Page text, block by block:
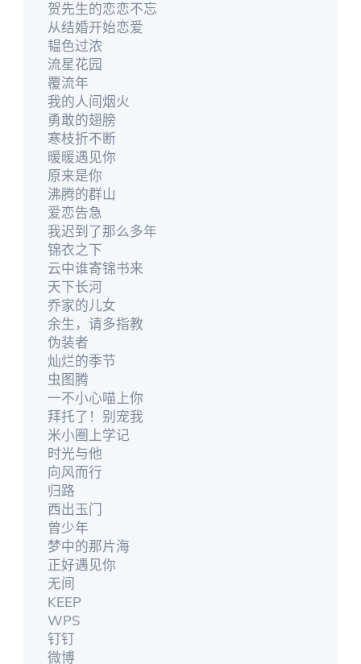
贺先生的恋恋不忘
从结婚开始恋爱
韫色过浓
流星花园
覆流年
我的人间烟火
勇敢的翅膀
寒枝折不断
暖暖遇见你
原来是你
沸腾的群山
爱恋告急
我迟到了那么多年
锦衣之下
云中谁寄锦书来
天下长河
乔家的儿女
余生，请多指教
伪装者
灿烂的季节
虫图腾
一不小心喵上你
拜托了！别宠我
米小圈上学记
时光与他
向风而行
归路
西出玉门
曾少年
梦中的那片海
正好遇见你
无间
KEEP
WPS
钉钉
微博